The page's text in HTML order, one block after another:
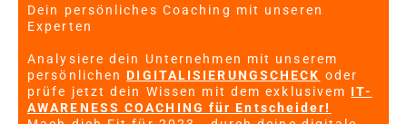
Dein persönliches Coaching mit unseren
Experten
Analysiere dein Unternehmen mit unserem
persönlichenDIGITALISIERUNGSCHECK oder
prüfe jetzt dein Wissen mit dem exklusivem IT-
AWARENESS COACHING für Entscheider!